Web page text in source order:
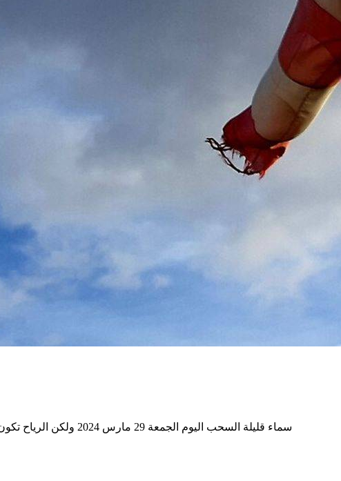
سماء قليلة السحب اليوم الجمعة 29 مارس 2024 ولكن الرياح تكون جنوبية شرقية وجنوبية بقرقنة سرعتها تتراوح بين 26 و 34 كلم/ساعة